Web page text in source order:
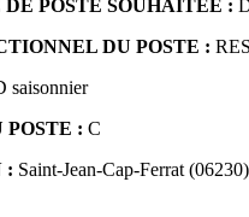
POSTE SOUHAITÉE :
DU POSTE :
saisonnier
POSTE : C
: Saint-Jean-Cap-Ferrat (06230)